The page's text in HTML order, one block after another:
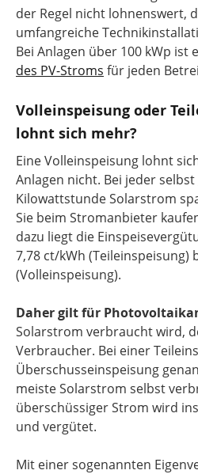
der Regel nicht lohnenswert,
umfangreiche
Bei Anlagen über 100 kWp ist
des PV-Stroms für jeden
Volleinspeisung oder
lohnt sich mehr?
Eine Volleinspeisung lohnt
Anlagen nicht. Bei jeder
Kilowattstunde Solarstrom
Sie beim Stromanbieter
dazu liegt die
7,78 ct/kWh (Teileinspeisung)
(Volleinspeisung).
Daher gilt für
Solarstrom verbraucht wird,
Verbraucher. Bei einer
Überschusseinspeisung
meiste Solarstrom selbst
überschüssiger Strom wird
und vergütet.
Mit einer sogenannten